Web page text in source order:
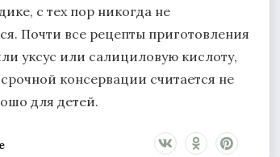
с тех пор никогда не
Почти все рецепты приготовления
уксус или салициловую кислоту,
консервации считается не
для детей.